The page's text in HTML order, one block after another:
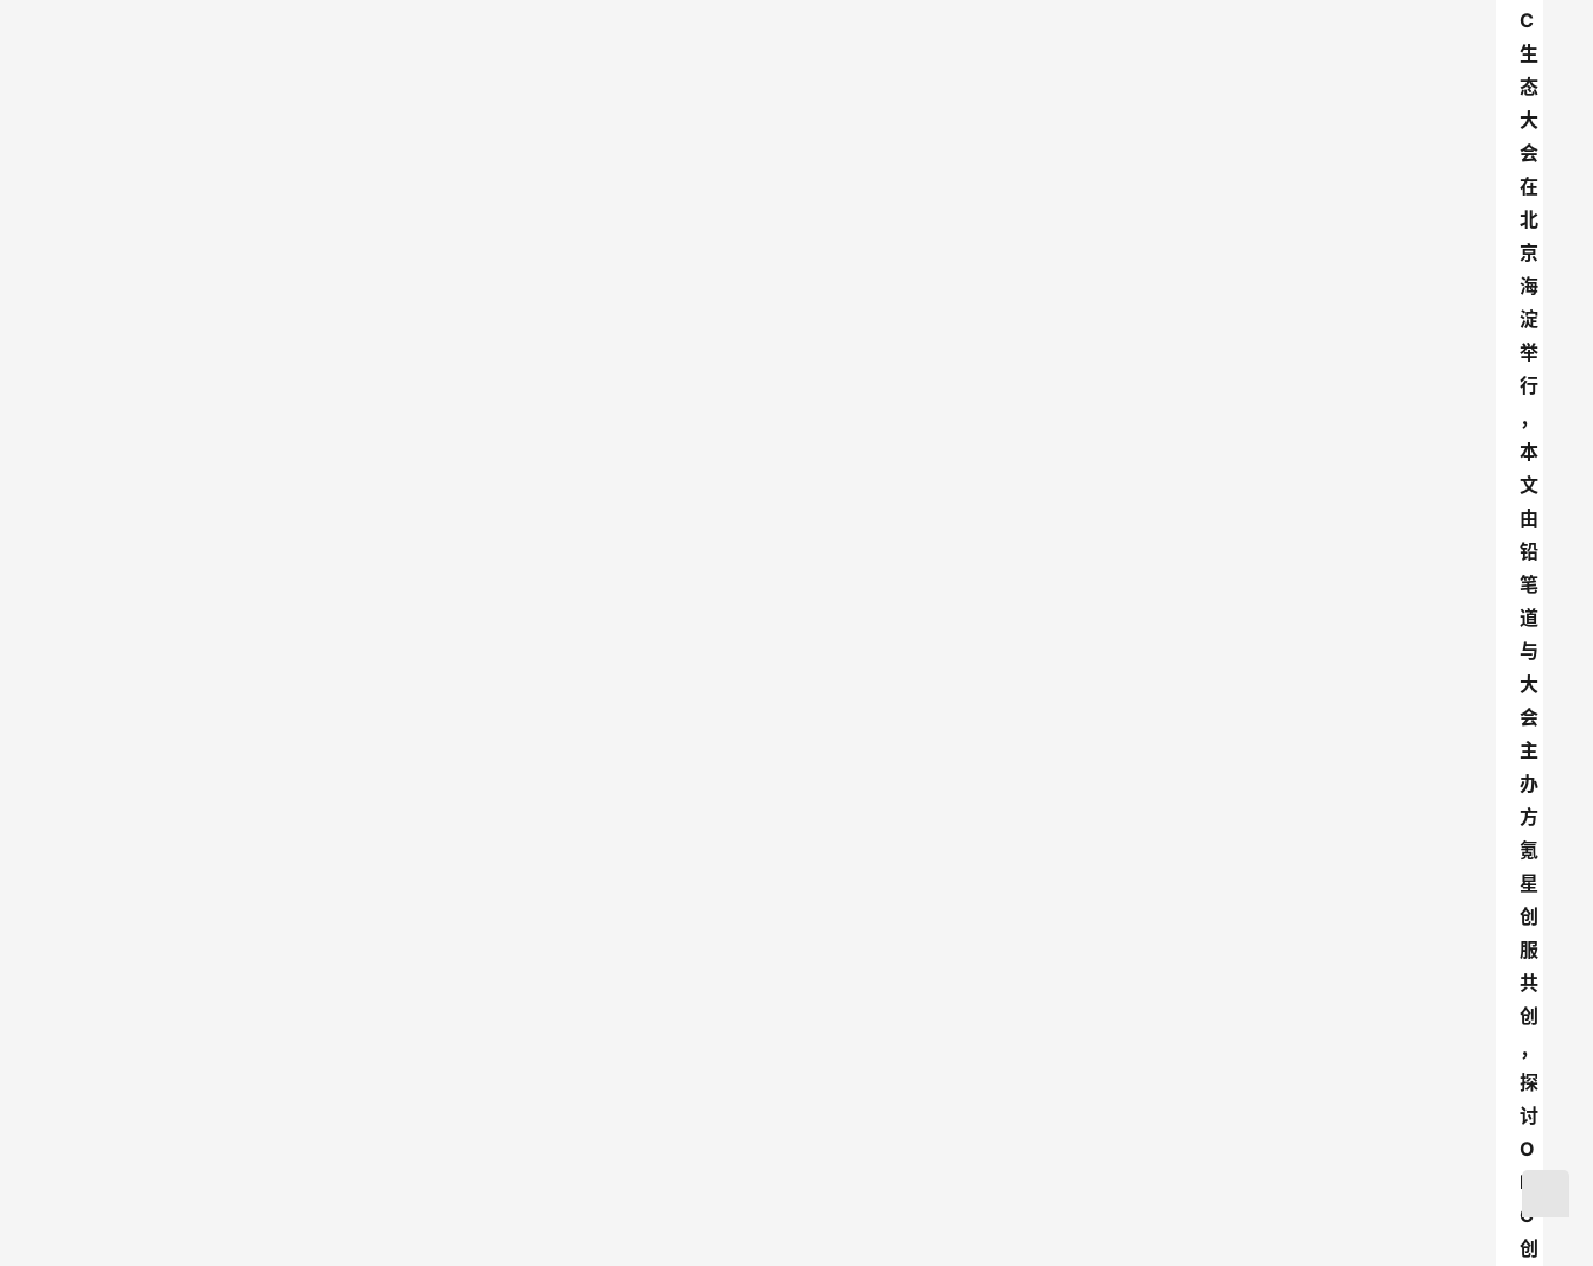
C
生
态
大
会
在
北
京
海
淀
举
行
，
本
文
由
铅
笔
道
与
大
会
主
办
方
氪
星
创
服
共
创
，
探
讨
O
P
C
创